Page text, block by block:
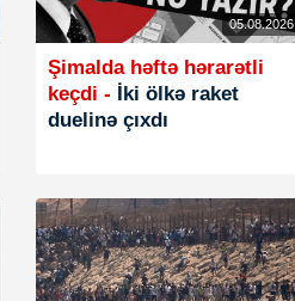
05.08.2026
Şimalda həftə hərarətli
keçdi - İki ölkə raket
duelinə çıxdı